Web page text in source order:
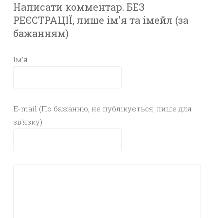
Написати комментар. БЕЗ
РЕЄСТРАЦІЇ, лише ім'я та імейл (за
бажанням)
Ім'я
E-mail (По бажанню, не публікується, лише для
зв'язку)